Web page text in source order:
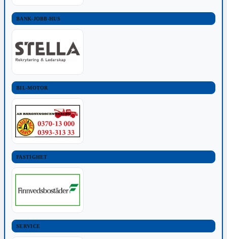
BANK-JOBB-HUS
BIL-MOTOR
FASTIGHET
SERVICE